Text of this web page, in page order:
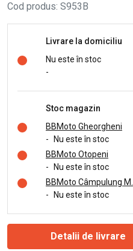
Cod produs: S953B
Livrare la domiciliu
Nu este în stoc
-
Stoc magazin
BBMoto Gheorgheni
-
Nu este în stoc
BBMoto Otopeni
-
Nu este în stoc
BBMoto Câmpulung M.
-
Nu este în stoc
Detalii de livrare